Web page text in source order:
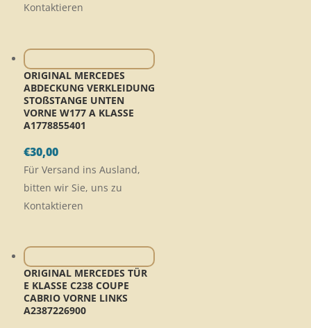
Kontaktieren
ORIGINAL MERCEDES
ABDECKUNG VERKLEIDUNG
STOßSTANGE UNTEN
VORNE W177 A KLASSE
A1778855401
€30,00
Für Versand ins Ausland,
bitten wir Sie, uns zu
Kontaktieren
ORIGINAL MERCEDES TÜR
E KLASSE C238 COUPE
CABRIO VORNE LINKS
A2387226900